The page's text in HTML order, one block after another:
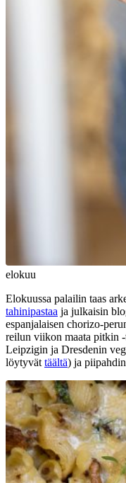
elokuu
Elokuussa palailin taas
tahinipastaa ja julkaisin
espanjalaisen chorizo-
reilun viikon maata pitkin -
Leipzigin ja Dresdenin
löytyvät täältä) ja